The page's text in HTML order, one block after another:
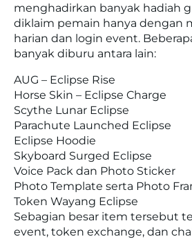
menghadirkan banyak hadiah
diklaim pemain hanya dengan
harian dan login event.
banyak diburu antara lain:
AUG – Eclipse Rise
Horse Skin – Eclipse Charge
Scythe Lunar Eclipse
Parachute Launched Eclipse
Eclipse Hoodie
Skyboard Surged Eclipse
Voice Pack dan Photo Sticker
Photo Template serta Photo
Token Wayang Eclipse
Sebagian besar item tersebut
event, token exchange, dan